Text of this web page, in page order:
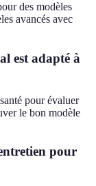
des modèles
avancés avec
est adapté à
pour évaluer
le bon modèle
pour